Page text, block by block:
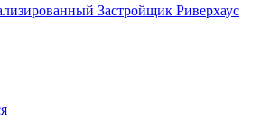
Застройщик Риверхаус